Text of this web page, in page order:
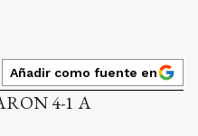
Añadir como fuente en
4-1 A